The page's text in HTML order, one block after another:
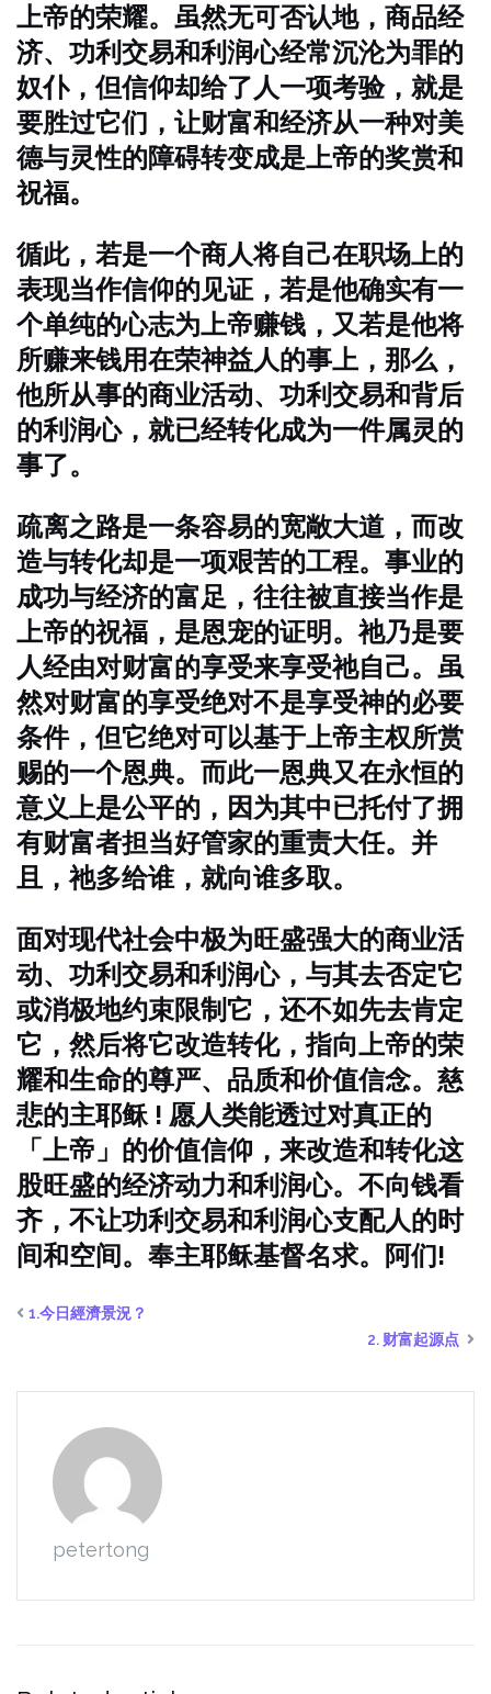
上帝的荣耀。虽然无可否认地，商品经
济、功利交易和利润心经常沉沦为罪的
奴仆，但信仰却给了人一项考验，就是
要胜过它们，让财富和经济从一种对美
德与灵性的障碍转变成是上帝的奖赏和
祝福。
循此，若是一个商人将自己在职场上的
表现当作信仰的见证，若是他确实有一
个单纯的心志为上帝赚钱，又若是他将
所赚来钱用在荣神益人的事上，那么，
他所从事的商业活动、功利交易和背后
的利润心，就已经转化成为一件属灵的
事了。
疏离之路是一条容易的宽敞大道，而改
造与转化却是一项艰苦的工程。事业的
成功与经济的富足，往往被直接当作是
上帝的祝福，是恩宠的证明。祂乃是要
人经由对财富的享受来享受祂自己。虽
然对财富的享受绝对不是享受神的必要
条件，但它绝对可以基于上帝主权所赏
赐的一个恩典。而此一恩典又在永恒的
意义上是公平的，因为其中已托付了拥
有财富者担当好管家的重责大任。并
且，祂多给谁，就向谁多取。
面对现代社会中极为旺盛强大的商业活
动、功利交易和利润心，与其去否定它
或消极地约束限制它，还不如先去肯定
它，然后将它改造转化，指向上帝的荣
耀和生命的尊严、品质和价值信念。慈
悲的主耶稣 ! 愿人类能透过对真正的
「上帝」的价值信仰，来改造和转化这
股旺盛的经济动力和利润心。不向钱看
齐，不让功利交易和利润心支配人的时
间和空间。奉主耶稣基督名求。阿们!
1.今日經濟景況？
2. 财富起源点
petertong